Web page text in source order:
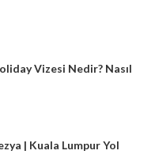
Vizesi Nedir? Nasıl
| Kuala Lumpur Yol